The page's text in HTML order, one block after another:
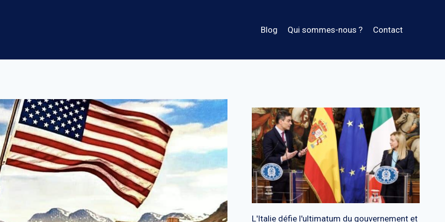
Blog Qui sommes-nous ? Contact
L'Italie défie l'ultimatum du gouvernement et